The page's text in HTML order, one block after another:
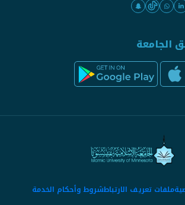
الجامعة
ملفات تعريف الارتباطشروط وأحكام الخدمة